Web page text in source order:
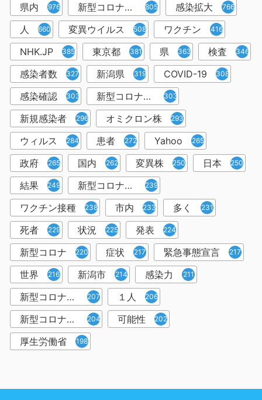
県内 976 新型コロナウイルス感染 805 感染拡大 766
人 660 変異ウイルス 508 ワクチン 416
NHK.JP 385 東京都 381 県 363 検査 346
感染者数 327 新潟県 319 COVID-19 308
感染確認 303 新型コロナウィルス感染症 303
新規感染者 296 オミクロン株 293
ウィルス 284 患者 272 Yahoo 265
政府 265 国内 262 変異株 250 日本 250
結果 249 新型コロナウイルスワクチン 239
ワクチン接種 238 市内 233 多く 231
死者 229 状況 225 発表 224
新型コロナ 220 症状 217 緊急事態宣言 217
世界 216 新潟市 214 感染力 211
新型コロナウイルス感染者 207 １人 206
新型コロナウイルス対策 204 可能性 202
厚生労働省 198